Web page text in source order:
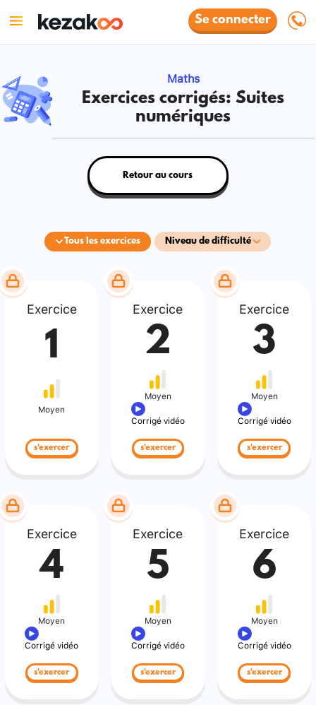
Se connecter
Maths
Exercices corrigés: Suites
numériques
Tous les exercices Niveau de difficulté
Retour au cours
Exercice
1
Moyen
s'exercer
Exercice
2
Moyen
Corrigé vidéo
s'exercer
Exercice
3
Moyen
Corrigé vidéo
s'exercer
Exercice
4
Moyen
Corrigé vidéo
s'exercer
Exercice
5
Moyen
Corrigé vidéo
s'exercer
Exercice
6
Moyen
Corrigé vidéo
s'exercer